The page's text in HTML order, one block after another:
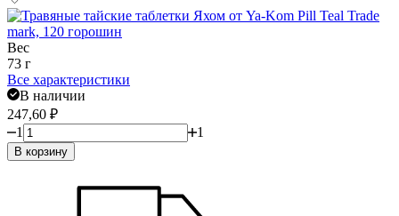
Вес
73 г
Все характеристики
В наличии
247,60 ₽
1
1
В корзину